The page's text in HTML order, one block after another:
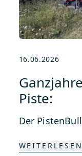
16.06.2026
Piste:
Der
WEITERLESEN